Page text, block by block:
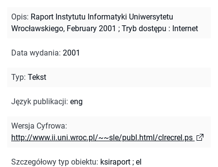
Opis: Raport Instytutu Informatyki Uniwersytetu
Wrocławskiego, February 2001 ; Tryb dostępu : Internet
Data wydania: 2001
Typ: Tekst
Język publikacji: eng
Wersja Cyfrowa:
http://www.ii.uni.wroc.pl/~~sle/publ.html/clrecrel.ps
Szczegółowy typ obiektu: ksiraport ; el